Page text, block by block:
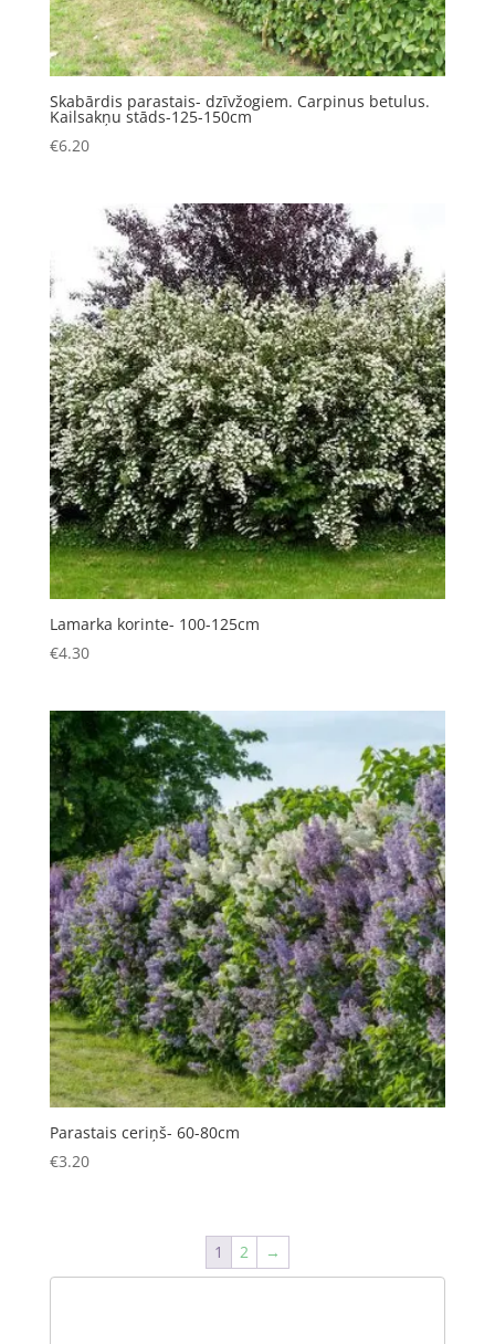
Skabārdis parastais- dzīvžogiem. Carpinus betulus.
Kailsakņu stāds-125-150cm
€6.20
Lamarka korinte- 100-125cm
€4.30
Parastais ceriņš- 60-80cm
€3.20
1 2 →